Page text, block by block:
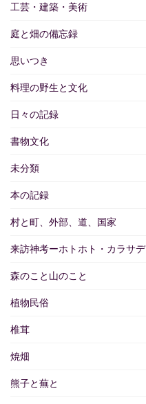
工芸・建築・美術
庭と畑の備忘録
思いつき
料理の野生と文化
日々の記録
書物文化
未分類
本の記録
村と町、外部、道、国家
来訪神考ーホトホト・カラサデ
森のこと山のこと
植物民俗
椎茸
焼畑
熊子と蕪と